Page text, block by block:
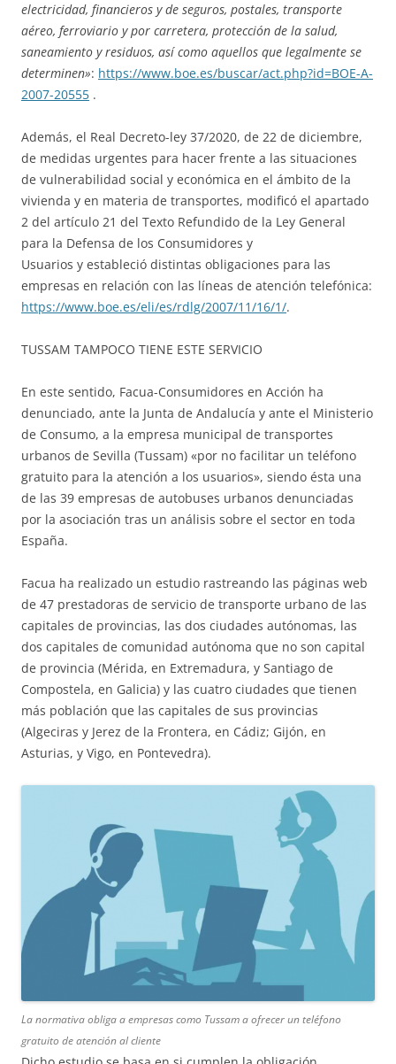
electricidad, financieros y de seguros, postales, transporte
aéreo, ferroviario y por carretera, protección de la salud,
saneamiento y residuos, así como aquellos que legalmente se
determinen»: https://www.boe.es/buscar/act.php?id=BOE-A-
2007-20555 .
Además, el Real Decreto-ley 37/2020, de 22 de diciembre,
de medidas urgentes para hacer frente a las situaciones
de vulnerabilidad social y económica en el ámbito de la
vivienda y en materia de transportes, modificó el apartado
2 del artículo 21 del Texto Refundido de la Ley General
para la Defensa de los Consumidores y
Usuarios y estableció distintas obligaciones para las
empresas en relación con las líneas de atención telefónica:
https://www.boe.es/eli/es/rdlg/2007/11/16/1/.
TUSSAM TAMPOCO TIENE ESTE SERVICIO
En este sentido, Facua-Consumidores en Acción ha
denunciado, ante la Junta de Andalucía y ante el Ministerio
de Consumo, a la empresa municipal de transportes
urbanos de Sevilla (Tussam) «por no facilitar un teléfono
gratuito para la atención a los usuarios», siendo ésta una
de las 39 empresas de autobuses urbanos denunciadas
por la asociación tras un análisis sobre el sector en toda
España.
Facua ha realizado un estudio rastreando las páginas web
de 47 prestadoras de servicio de transporte urbano de las
capitales de provincias, las dos ciudades autónomas, las
dos capitales de comunidad autónoma que no son capital
de provincia (Mérida, en Extremadura, y Santiago de
Compostela, en Galicia) y las cuatro ciudades que tienen
más población que las capitales de sus provincias
(Algeciras y Jerez de la Frontera, en Cádiz; Gijón, en
Asturias, y Vigo, en Pontevedra).
La normativa obliga a empresas como Tussam a ofrecer un teléfono
gratuito de atención al cliente